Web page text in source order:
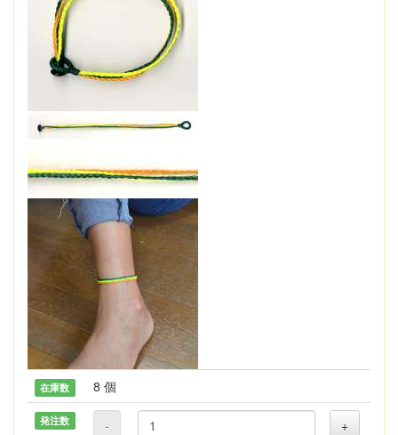
在庫数 8 個
発注数 - +